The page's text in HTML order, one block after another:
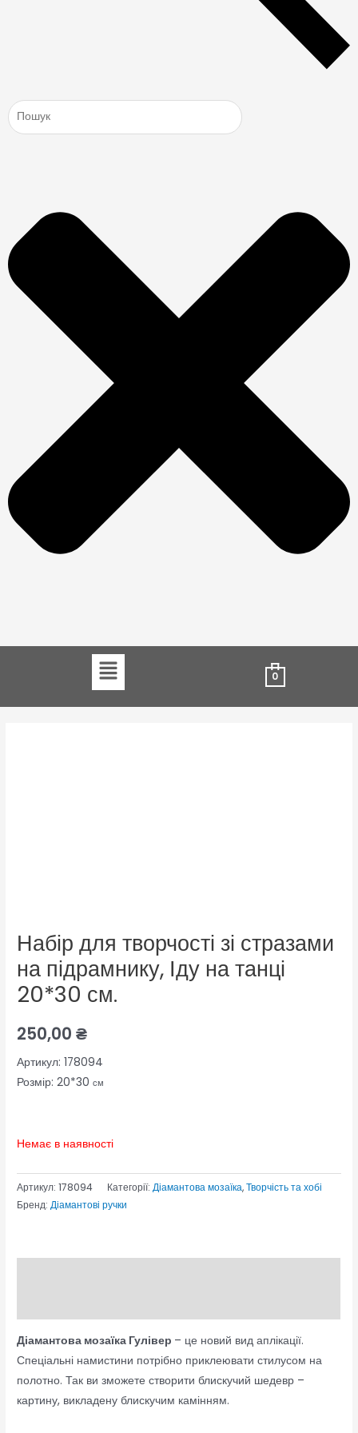
Menu
0
Набір для творчості зі стразами
на підрамнику, Іду на танці
20*30 см.
250,00₴
Артикул: 178094
Розмір: 20*30 см
Немає в наявності
Артикул:178094 Категорії:Діамантова мозаїка,Творчість та хобі
Бренд:Діамантові ручки
Діамантова мозаїка Гулівер – це новий вид аплікації.
Спеціальні намистини потрібно приклеювати стилусом на
полотно. Так ви зможете створити блискучий шедевр –
картину, викладену блискучим камінням.